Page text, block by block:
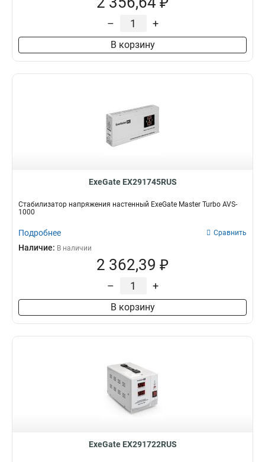
– +
В корзину
ExeGate EX291745RUS
Стабилизатор напряжения настенный ExeGate Master Turbo AVS-
1000
Подробнее Сравнить
Наличие: В наличии
2 362,39 ₽
– +
В корзину
ExeGate EX291722RUS